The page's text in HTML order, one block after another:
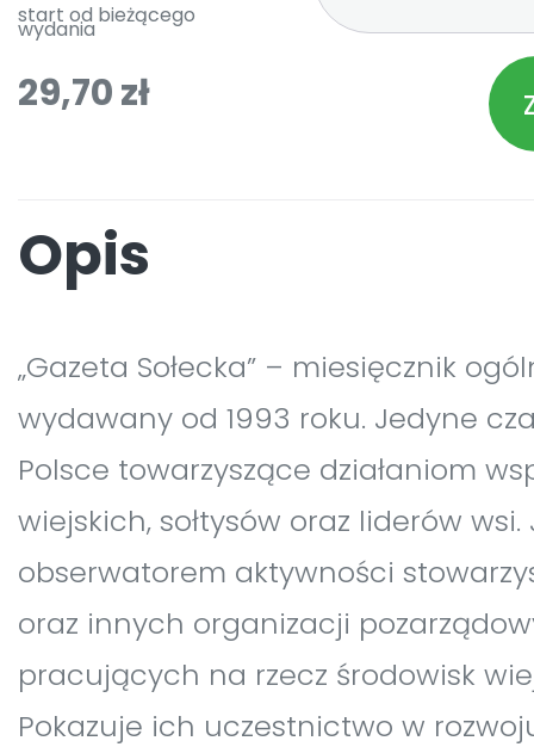
start od bieżącego
wydania
29,70 zł
Opis
„Gazeta Sołecka” – miesięcznik
wydawany od 1993 roku. Jedyne
Polsce towarzyszące działaniom
wiejskich, sołtysów oraz liderów wsi.
obserwatorem aktywności
oraz innych organizacji
pracujących na rzecz środowisk
Pokazuje ich uczestnictwo w